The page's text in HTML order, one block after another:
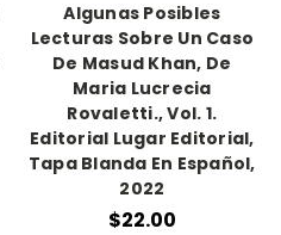
Algunas Posibles
Lecturas Sobre Un Caso
De Masud Khan, De
Maria Lucrecia
Rovaletti., Vol. 1.
Editorial Lugar Editorial,
Tapa Blanda En Español,
2022
$22.00